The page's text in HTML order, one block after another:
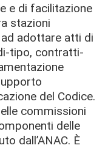
e di facilitazione
stazioni
ad adottare atti di
tipo, contratti-
del Codice.
commissioni
delle
dall’ANAC. È